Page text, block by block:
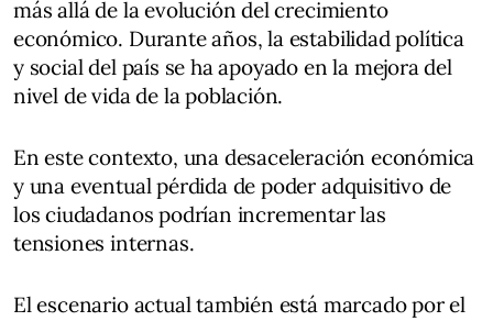
más allá de la evolución del crecimiento
económico. Durante años, la estabilidad política
y social del país se ha apoyado en la mejora del
nivel de vida de la población.
En este contexto, una desaceleración económica
y una eventual pérdida de poder adquisitivo de
los ciudadanos podrían incrementar las
tensiones internas.
El escenario actual también está marcado por el